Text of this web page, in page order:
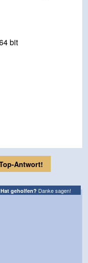
bit
Antwort!
Hat geholfen? Danke sagen!